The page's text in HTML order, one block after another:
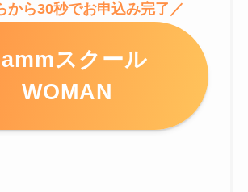
から30秒でお申込み完了／
スクール
WOMAN